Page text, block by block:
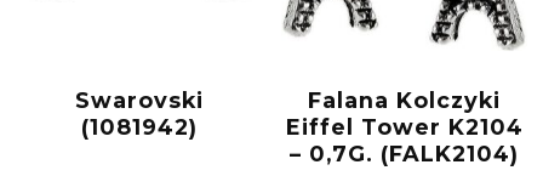
Swarovski
(1081942)
Falana Kolczyki
Eiffel Tower K2104
– 0,7G. (FALK2104)